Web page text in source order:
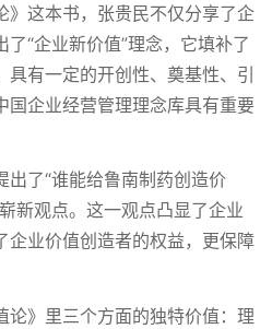
》这本书，张贵民不仅分享了企
“企业新价值”理念，它填补了
具有一定的开创性、奠基性、引
国企业经营管理理念库具有重要
了“谁能给鲁南制药创造价
新观点。这一观点凸显了企业
企业价值创造者的权益，更保障
论》里三个方面的独特价值：理